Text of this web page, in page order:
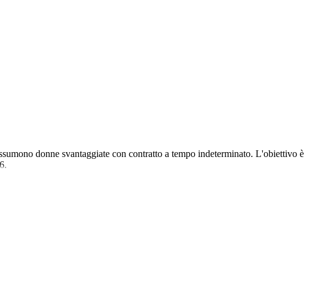
donne svantaggiate con contratto a tempo indeterminato. L'obiettivo è